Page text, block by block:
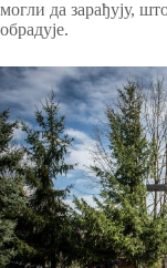
могли да зарађују,
обрадује.